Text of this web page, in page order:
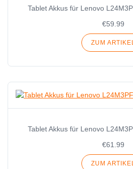
Tablet Akkus für Lenovo
€59.99
ZUM
Tablet Akkus für Lenovo
€61.99
ZUM